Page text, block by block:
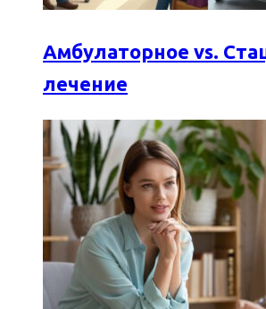
Амбулаторное vs.
лечение